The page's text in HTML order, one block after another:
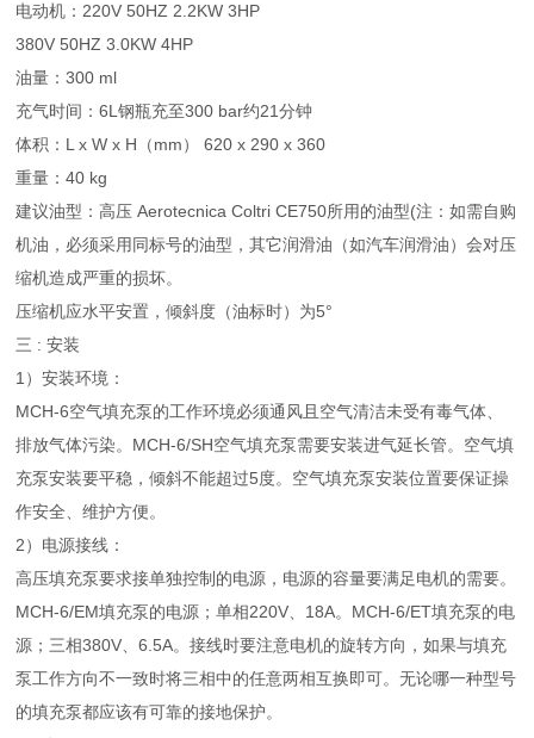
电动机：220V 50HZ 2.2KW 3HP
380V 50HZ 3.0KW 4HP
油量：300 ml
充气时间：6L钢瓶充至300 bar约21分钟
体积：L x W x H（mm） 620 x 290 x 360
重量：40 kg
建议油型：高压 Aerotecnica Coltri CE750所用的油型(注：如需自购
机油，必须采用同标号的油型，其它润滑油（如汽车润滑油）会对压
缩机造成严重的损坏。
压缩机应水平安置，倾斜度（油标时）为5°
三 : 安装
1）安装环境：
MCH-6空气填充泵的工作环境必须通风且空气清洁未受有毒气体、
排放气体污染。MCH-6/SH空气填充泵需要安装进气延长管。空气填
充泵安装要平稳，倾斜不能超过5度。空气填充泵安装位置要保证操
作安全、维护方便。
2）电源接线：
高压填充泵要求接单独控制的电源，电源的容量要满足电机的需要。
MCH-6/EM填充泵的电源；单相220V、18A。MCH-6/ET填充泵的电
源；三相380V、6.5A。接线时要注意电机的旋转方向，如果与填充
泵工作方向不一致时将三相中的任意两相互换即可。无论哪一种型号
的填充泵都应该有可靠的接地保护。